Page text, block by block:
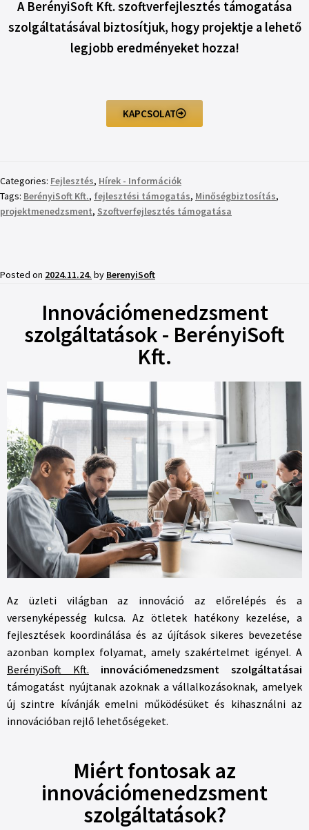
A BerényiSoft Kft. szoftverfejlesztés támogatása
szolgáltatásával biztosítjuk, hogy projektje a lehető
legjobb eredményeket hozza!
KAPCSOLAT
Categories: Fejlesztés, Hírek - Információk
Tags: BerényiSoft Kft., fejlesztési támogatás, Minőségbiztosítás,
projektmenedzsment, Szoftverfejlesztés támogatása
Posted on 2024.11.24. by BerenyiSoft
Innovációmenedzsment
szolgáltatások - BerényiSoft
Kft.
Az üzleti világban az innováció az előrelépés és a
versenyképesség kulcsa. Az ötletek hatékony kezelése, a
fejlesztések koordinálása és az újítások sikeres bevezetése
azonban komplex folyamat, amely szakértelmet igényel. A
BerényiSoft Kft.
innovációmenedzsment szolgáltatásai
támogatást nyújtanak azoknak a vállalkozásoknak, amelyek
új szintre kívánják emelni működésüket és kihasználni az
innovációban rejlő lehetőségeket.
Miért fontosak az
innovációmenedzsment
szolgáltatások?